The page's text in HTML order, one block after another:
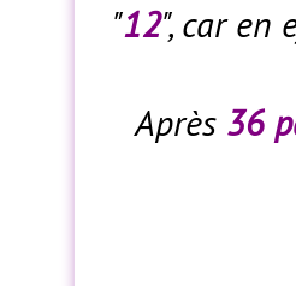
"12", car en
Après 36